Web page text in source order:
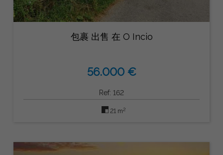
包裹 出售 在 O Incio
56.000 €
Ref: 162
21 m2